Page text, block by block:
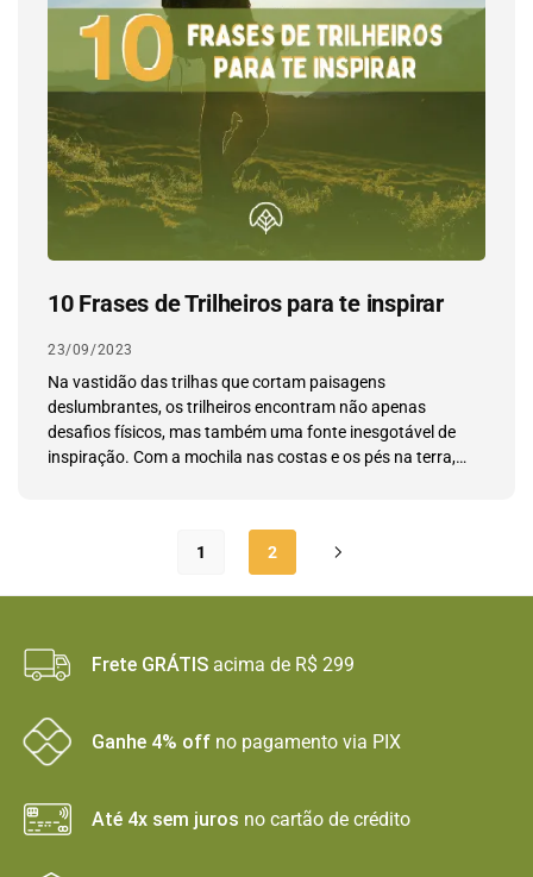
10 Frases de Trilheiros para te inspirar
23/09/2023
Na vastidão das trilhas que cortam paisagens
deslumbrantes, os trilheiros encontram não apenas
desafios físicos, mas também uma fonte inesgotável de
inspiração. Com a mochila nas costas e os pés na terra,
1 2
Frete GRÁTIS acima de R$ 299
Ganhe 4% off no pagamento via PIX
Até 4x sem juros no cartão de crédito